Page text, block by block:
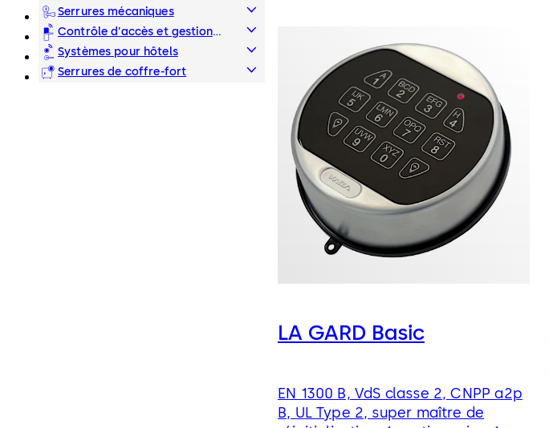
obstacles physiques
Serrures mécaniques
Contrôle d’accès et gestion
des temps
Systèmes pour hôtels
Serrures de coffre-fort
LA GARD Basic
EN 1300 B, VdS classe 2, CNPP a2p
B, UL Type 2, super maître de